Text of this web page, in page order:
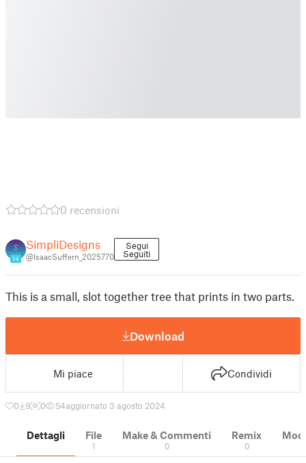
0 recensioni
14
SimpliDesigns
@IsaacSuffern_2025770
Segui
Seguiti
This is a small, slot together tree that prints in two parts.
Download
Mi piace Condividi
0 9 0 54aggiornato 3 agosto 2024
Dettagli File
1
Make & Commenti
0
Remix
0